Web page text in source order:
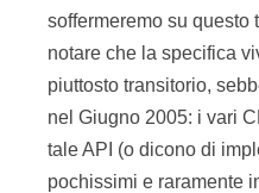
soffermeremo su questo
notare che la specifica
piuttosto transitorio,
nel Giugno 2005: i vari
tale API (o dicono di
pochissimi e raramente